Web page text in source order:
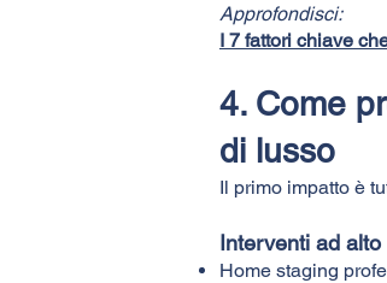
Approfondisci:
I 7 fattori chiave
4. Come
di lusso
Il primo impatto è
Interventi ad alto
Home staging